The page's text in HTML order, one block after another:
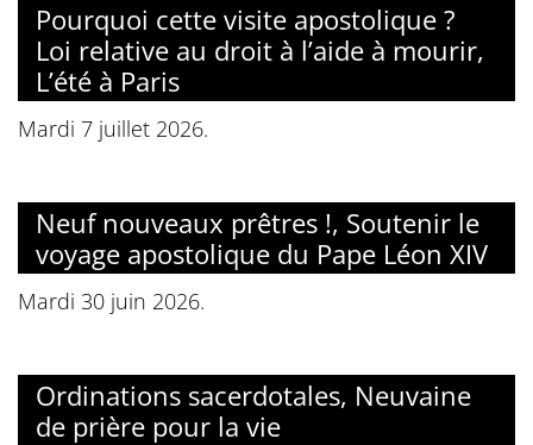
Pourquoi cette visite apostolique ?
Loi relative au droit à l’aide à mourir,
L’été à Paris
Mardi 7 juillet 2026.
Neuf nouveaux prêtres !, Soutenir le
voyage apostolique du Pape Léon XIV
Mardi 30 juin 2026.
Ordinations sacerdotales, Neuvaine
de prière pour la vie